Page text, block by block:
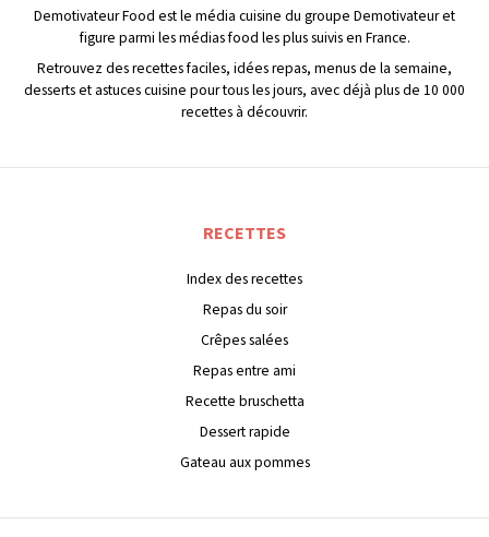
Demotivateur Food est le média cuisine du groupe Demotivateur et
figure parmi les médias food les plus suivis en France.
Retrouvez des recettes faciles, idées repas, menus de la semaine,
desserts et astuces cuisine pour tous les jours, avec déjà plus de 10 000
recettes à découvrir.
RECETTES
Index des recettes
Repas du soir
Crêpes salées
Repas entre ami
Recette bruschetta
Dessert rapide
Gateau aux pommes